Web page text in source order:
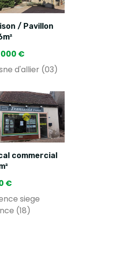
/ Pavillon
€
d'allier (03)
commercial
€
siege
(18)